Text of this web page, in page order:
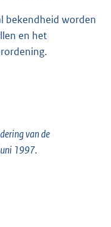
bekendheid worden
en het
van de
1997.